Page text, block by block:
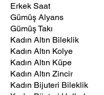
Erkek Saat
Gümüş Alyans
Gümüş Takı
Kadın Altın Bileklik
Kadın Altın Kolye
Kadın Altın Küpe
Kadın Altın Zincir
Kadın Bijuteri Bileklik